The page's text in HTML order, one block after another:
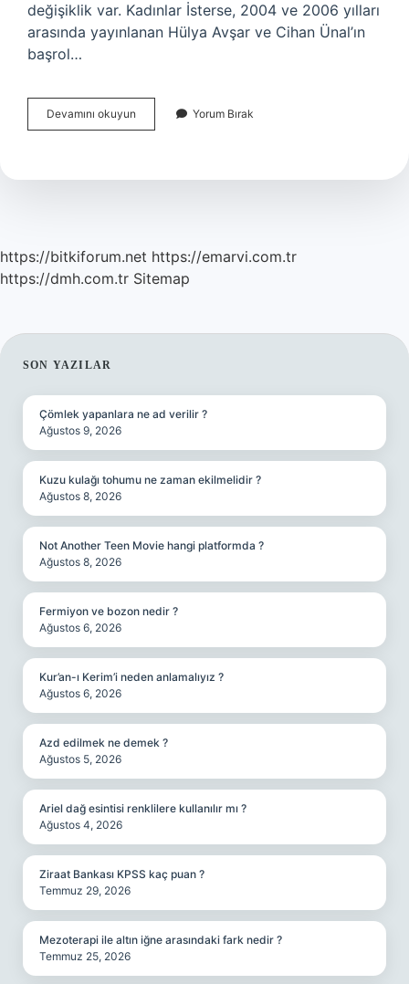
değişiklik var. Kadınlar İsterse, 2004 ve 2006 yılları
arasında yayınlanan Hülya Avşar ve Cihan Ünal’ın
başrol…
Devamını okuyun
Isterse
Yorum Bırak
https://bitkiforum.net https://emarvi.com.tr
https://dmh.com.tr Sitemap
SIDEBAR
SON YAZILAR
Çömlek yapanlara ne ad verilir ?
Ağustos 9, 2026
Kuzu kulağı tohumu ne zaman ekilmelidir ?
Ağustos 8, 2026
Not Another Teen Movie hangi platformda ?
Ağustos 8, 2026
Fermiyon ve bozon nedir ?
Ağustos 6, 2026
Kur’an-ı Kerim’i neden anlamalıyız ?
Ağustos 6, 2026
Azd edilmek ne demek ?
Ağustos 5, 2026
Ariel dağ esintisi renklilere kullanılır mı ?
Ağustos 4, 2026
Ziraat Bankası KPSS kaç puan ?
Temmuz 29, 2026
Mezoterapi ile altın iğne arasındaki fark nedir ?
Temmuz 25, 2026